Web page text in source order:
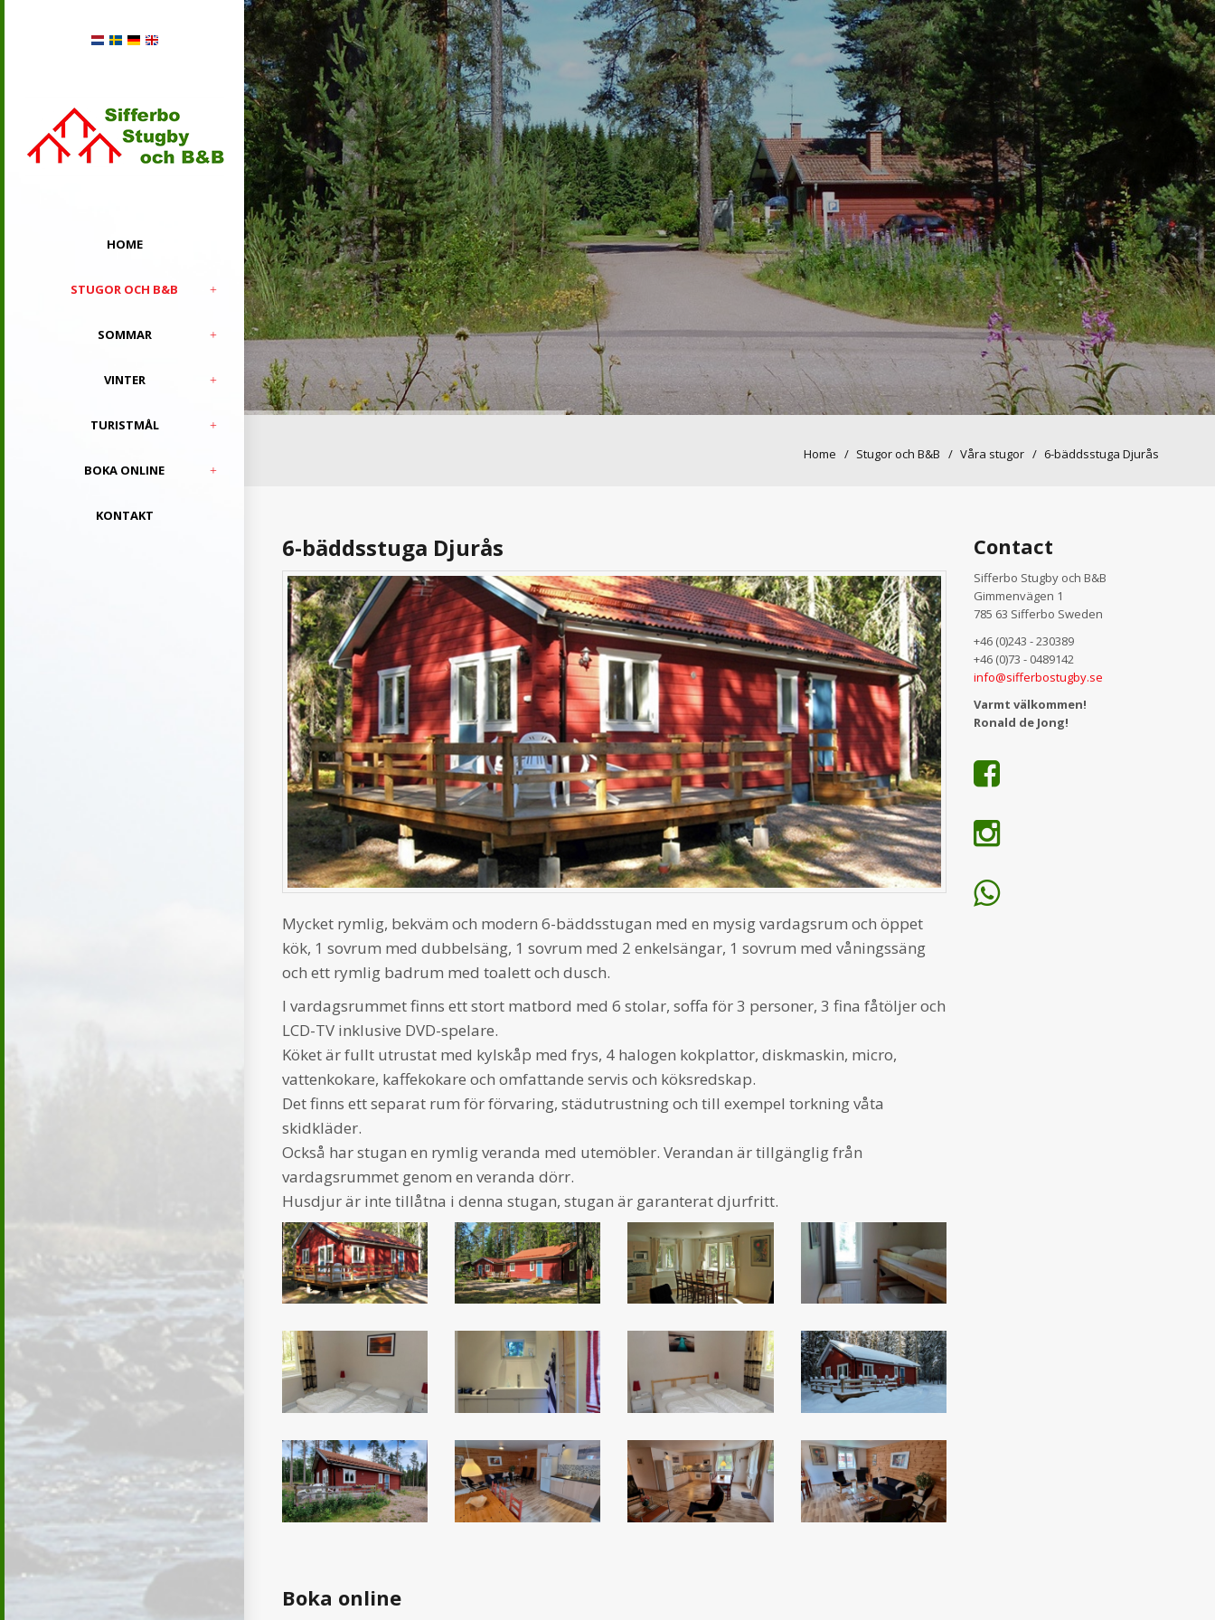
HOME
STUGOR OCH B&B
SOMMAR
VINTER
TURISTMÅL
BOKA ONLINE
KONTAKT
Home Stugor och B&B Våra stugor 6-bäddsstuga Djurås
6-bäddsstuga Djurås
Mycket rymlig, bekväm och modern 6-bäddsstugan med en mysig vardagsrum och öppet
kök, 1 sovrum med dubbelsäng, 1 sovrum med 2 enkelsängar, 1 sovrum med våningssäng
och ett rymlig badrum med toalett och dusch.
I vardagsrummet finns ett stort matbord med 6 stolar, soffa för 3 personer, 3 fina fåtöljer och
LCD-TV inklusive DVD-spelare.
Köket är fullt utrustat med kylskåp med frys, 4 halogen kokplattor, diskmaskin, micro,
vattenkokare, kaffekokare och omfattande servis och köksredskap.
Det finns ett separat rum för förvaring, städutrustning och till exempel torkning våta
skidkläder.
Också har stugan en rymlig veranda med utemöbler. Verandan är tillgänglig från
vardagsrummet genom en veranda dörr.
Husdjur är inte tillåtna i denna stugan, stugan är garanterat djurfritt.
Boka online
Contact
Sifferbo Stugby och B&B
Gimmenvägen 1
785 63 Sifferbo Sweden
+46 (0)243 - 230389
+46 (0)73 - 0489142
info@sifferbostugby.se
Varmt välkommen!
Ronald de Jong!